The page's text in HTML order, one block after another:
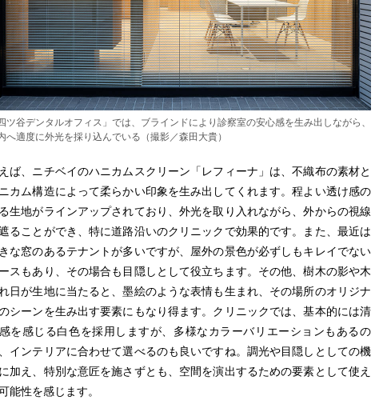
ツ谷デンタルオフィス」では、ブラインドにより診察室の安心感を生み出しながら、
へ適度に外光を採り込んでいる（撮影／森田大貴）
ば、ニチベイのハニカムスクリーン「レフィーナ」は、不織布の素材と
カム構造によって柔らかい印象を生み出してくれます。程よい透け感の
生地がラインアップされており、外光を取り入れながら、外からの視線
ることができ、特に道路沿いのクリニックで効果的です。また、最近は
な窓のあるテナントが多いですが、屋外の景色が必ずしもキレイでない
スもあり、その場合も目隠しとして役立ちます。その他、樹木の影や木
日が生地に当たると、墨絵のような表情も生まれ、その場所のオリジナ
シーンを生み出す要素にもなり得ます。クリニックでは、基本的には清
を感じる白色を採用しますが、多様なカラーバリエーションもあるの
インテリアに合わせて選べるのも良いですね。調光や目隠しとしての機
加え、特別な意匠を施さずとも、空間を演出するための要素として使え
能性を感じます。